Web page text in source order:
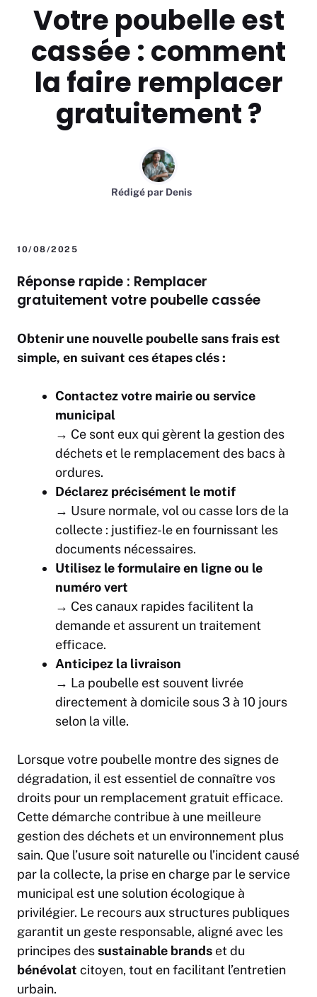
Votre poubelle est
cassée : comment
la faire remplacer
gratuitement ?
Rédigé par Denis
10/08/2025
Réponse rapide : Remplacer
gratuitement votre poubelle cassée
Obtenir une nouvelle poubelle sans frais est
simple, en suivant ces étapes clés :
Contactez votre mairie ou service
municipal
→ Ce sont eux qui gèrent la gestion des
déchets et le remplacement des bacs à
ordures.
Déclarez précisément le motif
→ Usure normale, vol ou casse lors de la
collecte : justifiez-le en fournissant les
documents nécessaires.
Utilisez le formulaire en ligne ou le
numéro vert
→ Ces canaux rapides facilitent la
demande et assurent un traitement
efficace.
Anticipez la livraison
→ La poubelle est souvent livrée
directement à domicile sous 3 à 10 jours
selon la ville.
Lorsque votre poubelle montre des signes de
dégradation, il est essentiel de connaître vos
droits pour un remplacement gratuit efficace.
Cette démarche contribue à une meilleure
gestion des déchets et un environnement plus
sain. Que l’usure soit naturelle ou l’incident causé
par la collecte, la prise en charge par le service
municipal est une solution écologique à
privilégier. Le recours aux structures publiques
garantit un geste responsable, aligné avec les
principes dessustainable brands et du
bénévolat citoyen, tout en facilitant l’entretien
urbain.